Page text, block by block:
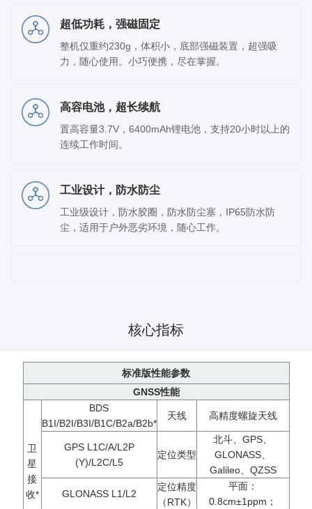
超低功耗，强磁固定
整机仅重约230g，体积小，底部强磁装置，超强吸
力，随心使用。小巧便携，尽在掌握。
高容电池，超长续航
置高容量3.7V，6400mAh锂电池，支持20小时以上的
连续工作时间。
工业设计，防水防尘
工业级设计，防水胶圈，防水防尘塞，IP65防水防
尘，适用于户外恶劣环境，随心工作。
核心指标
标准版性能参数
GNSS性能
卫
星
接
收*
BDS
B1I/B2I/B3I/B1C/B2a/B2b*
天线 高精度螺旋天线
GPS L1C/A/L2P
(Y)/L2C/L5
定位类型
北斗、GPS、
GLONASS、
Galileo、QZSS
GLONASS L1/L2
定位精度
（RTK）
平面：
0.8cm±1ppm；